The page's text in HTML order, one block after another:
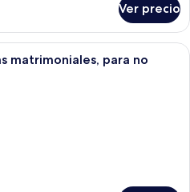
Ver precio
Habitación de hotel con dos camas,
matrimoniales, para no